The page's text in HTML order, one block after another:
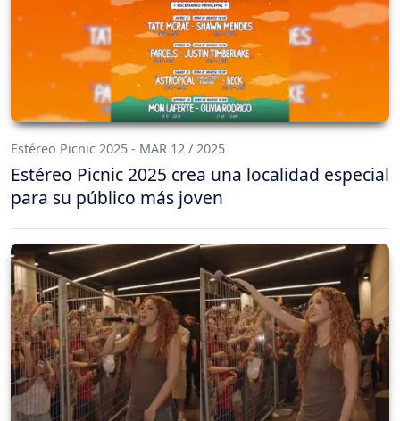
Estéreo Picnic 2025 - MAR 12 / 2025
Estéreo Picnic 2025 crea una localidad especial
para su público más joven